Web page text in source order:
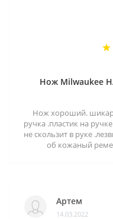
Нож Milwaukee
Нож хороший.
ручка .пластик на
не скользит в руке
об кожаный
Артем
14.03.2022